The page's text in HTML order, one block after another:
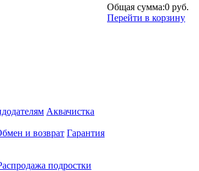
Аквачистка
и возврат Гарантия
подростки
Общая сумма:0 руб.
Перейти в корзину